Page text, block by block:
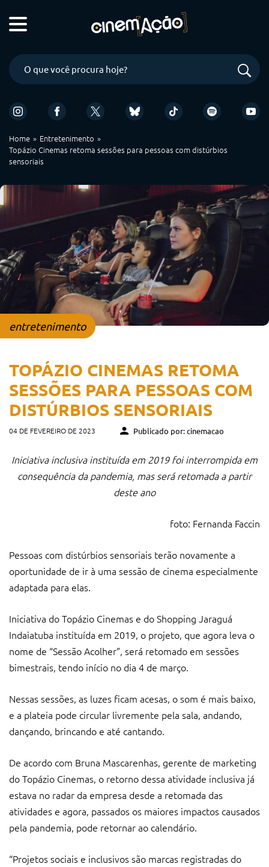
Home
Entretenimento
Topázio Cinemas retoma sessões para pessoas com distúrbios
sensoriais
entretenimento
TOPÁZIO CINEMAS RETOMA
SESSÕES PARA PESSOAS COM
DISTÚRBIOS SENSORIAIS
04 DE FEVEREIRO DE 2023 Publicado por: cinemacao
Iniciativa inclusiva instituída em 2019 foi interrompida em
consequência da pandemia, mas será retomada a partir
deste ano
foto: Fernanda Faccin
Pessoas com distúrbios sensoriais terão novamente a
oportunidade de ir à uma sessão de cinema especialmente
adaptada para elas.
Iniciativa do Topázio Cinemas e do Shopping Jaraguá
Indaiatuba instituída em 2019, o projeto, que agora leva o
nome de “Sessão Acolher”, será retomado em sessões
bimestrais, tendo início no dia 4 de março.
Nessas sessões, as luzes ficam acesas, o som é mais baixo,
e a plateia pode circular livremente pela sala, andando,
dançando, brincando e até cantando.
De acordo com Bruna Mascarenhas, gerente de marketing
do Topázio Cinemas, o retorno dessa atividade inclusiva já
estava no radar da empresa desde a retomada das
atividades e agora, passados os maiores impactos causados
pela pandemia, pode retornar ao calendário.
“Projetos sociais e inclusivos são marcas registradas do